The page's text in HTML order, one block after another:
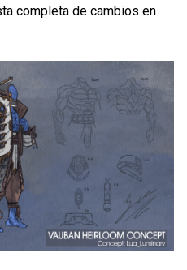
completa de cambios en